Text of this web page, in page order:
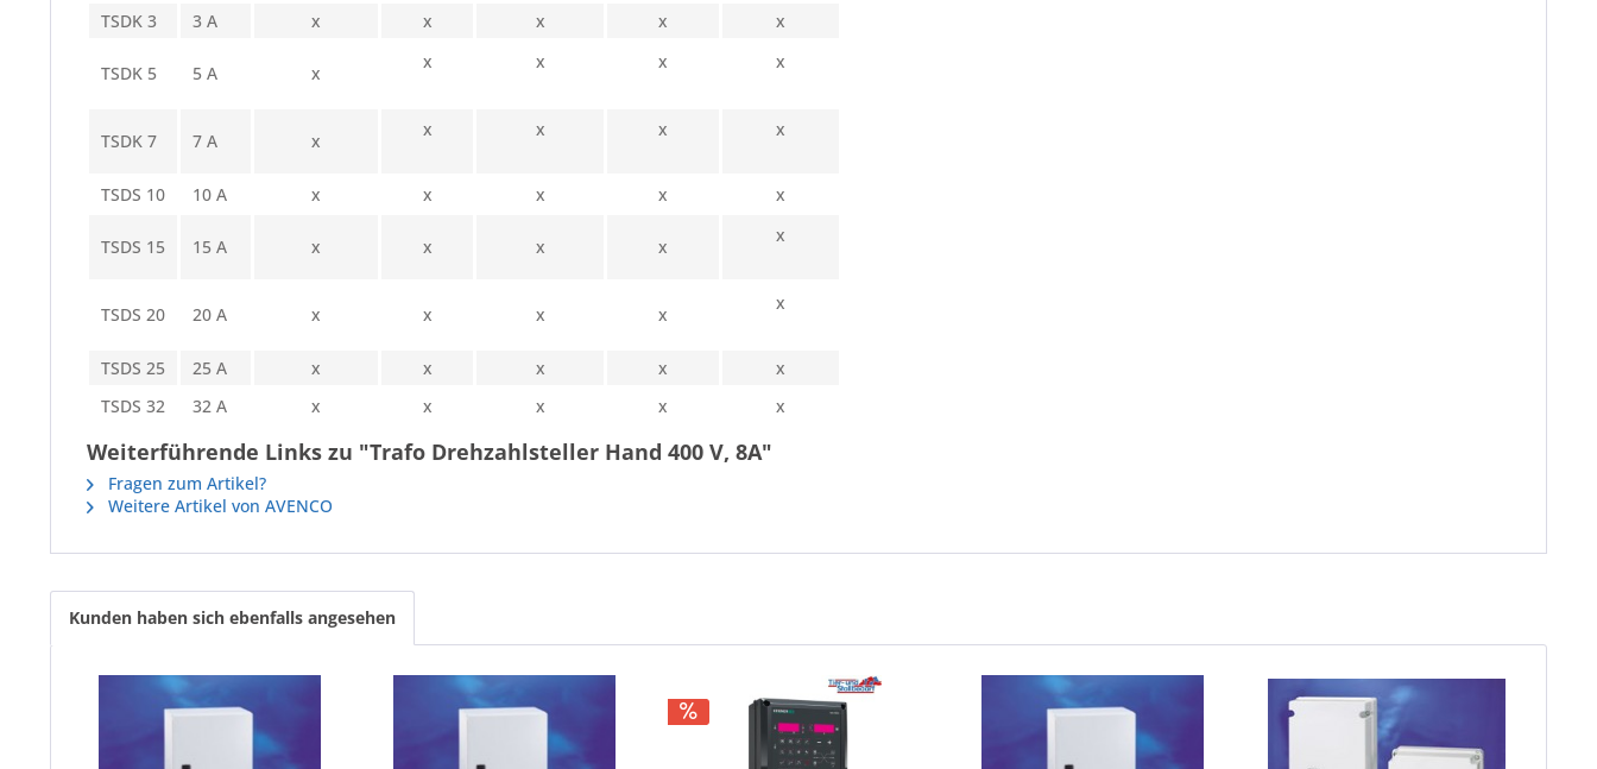
TSDK 3 3 A x x x x x
TSDK 5 5 A x
x x x x
TSDK 7 7 A x
x x x x
TSDS 10 10 A x x x x x
TSDS 15 15 A x x x x
x
TSDS 20 20 A x x x x
x
TSDS 25 25 A x x x x
x
TSDS 32
32 A x x x x x
Weiterführende Links zu "Trafo Drehzahlsteller Hand 400 V, 8A"
Fragen zum Artikel?
Weitere Artikel von AVENCO
Kunden haben sich ebenfalls angesehen